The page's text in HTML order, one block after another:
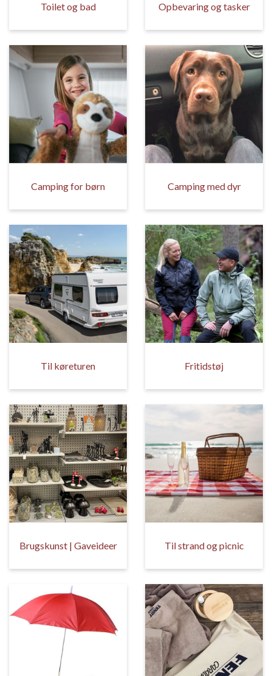
Toilet og bad Opbevaring og tasker
Camping for børn Camping med dyr
Til køreturen Fritidstøj
Brugskunst | Gaveideer Til strand og picnic